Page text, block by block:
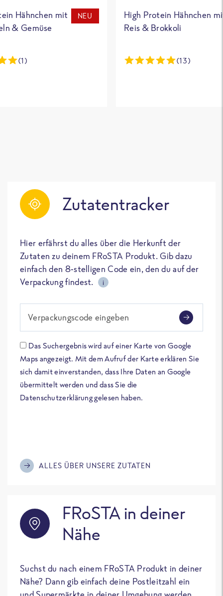
Hähnchen mit
& Gemüse
NEU
(1)
High Protein Hähnchen
Reis & Brokkoli
(13)
Zutatentracker
Hier erfährst du alles über die Herkunft der
Zutaten zu deinem FRoSTA Produkt. Gib dazu
einfach den 8-stelligen Code ein, den du auf der
Verpackung findest.
i
Verpackungscode eingeben
Das Suchergebnis wird auf einer Karte von Google
Maps angezeigt. Mit dem Aufruf der Karte erklären Sie
sich damit einverstanden, dass Ihre Daten an Google
übermittelt werden und dass Sie die
Datenschutzerklärung gelesen haben.
ALLES ÜBER UNSERE ZUTATEN
FRoSTA in deiner
Nähe
Suchst du nach einem FRoSTA Produkt in deiner
Nähe? Dann gib einfach deine Postleitzahl ein